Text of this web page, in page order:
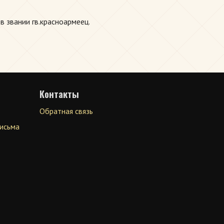
гв.красноармеец.
Контакты
Обратная связь